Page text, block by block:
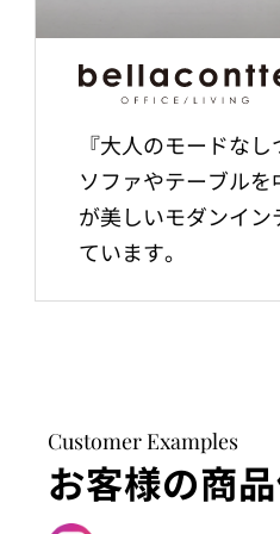
『大人のモードなし
ソファやテーブル
が美しいモダンイン
ています。
Customer Examples
お客様の商